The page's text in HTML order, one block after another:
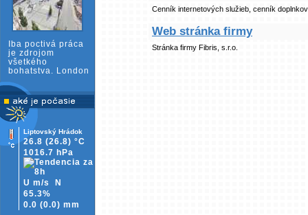
Iba poctivá práca
je zdrojom
všetkého
bohatstva. London
Liptovský Hrádok
26.8 (26.8) °C
1016.7 hPa
U m/s
N
65.3%
0.0 (0.0) mm
Cenník internetových služieb, cenník
Web stránka firmy
Stránka firmy Fibris, s.r.o.